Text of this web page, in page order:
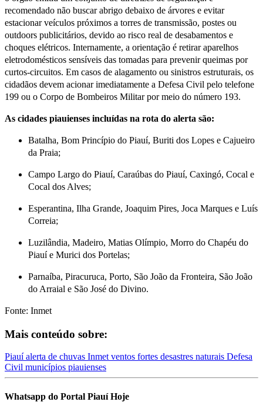
recomendado não buscar abrigo debaixo de árvores e evitar
estacionar veículos próximos a torres de transmissão, postes ou
outdoors publicitários, devido ao risco real de desabamentos e
choques elétricos. Internamente, a orientação é retirar aparelhos
eletrodomésticos sensíveis das tomadas para prevenir queimas por
curtos-circuitos. Em casos de alagamento ou sinistros estruturais, os
cidadãos devem acionar imediatamente a Defesa Civil pelo telefone
199 ou o Corpo de Bombeiros Militar por meio do número 193.
As cidades piauienses incluídas na rota do alerta são:
Batalha, Bom Princípio do Piauí, Buriti dos Lopes e Cajueiro
da Praia;
Campo Largo do Piauí, Caraúbas do Piauí, Caxingó, Cocal e
Cocal dos Alves;
Esperantina, Ilha Grande, Joaquim Pires, Joca Marques e Luís
Correia;
Luzilândia, Madeiro, Matias Olímpio, Morro do Chapéu do
Piauí e Murici dos Portelas;
Parnaíba, Piracuruca, Porto, São João da Fronteira, São João
do Arraial e São José do Divino.
Fonte: Inmet
Mais conteúdo sobre:
Piauíalerta de chuvas Inmet ventos fortes desastres naturais Defesa
Civil municípios piauienses
Whatsapp do Portal Piauí Hoje